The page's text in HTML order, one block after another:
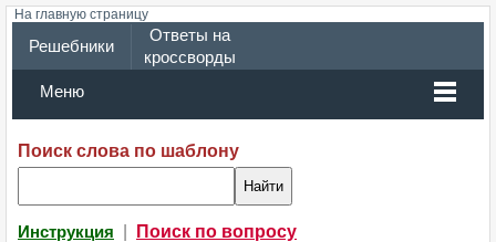
На главную страницу
Решебники
Ответы на
кроссворды
Меню
Поиск слова по шаблону
Инструкция Поиск по вопросу